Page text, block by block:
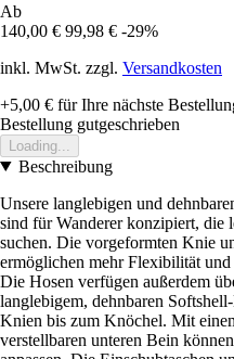
Ab
140,00 € 99,98 € -29%
inkl. MwSt. zzgl. Versandkosten
+5,00 € für Ihre nächste
Bestellung gutgeschrieben
Loading...
Beschreibung
Unsere langlebigen und
sind für Wanderer konzipiert, die
suchen. Die vorgeformten Knie
ermöglichen mehr Flexibilität
Die Hosen verfügen außerdem
langlebigem, dehnbaren
Knien bis zum Knöchel. Mit
verstellbaren unteren Bein